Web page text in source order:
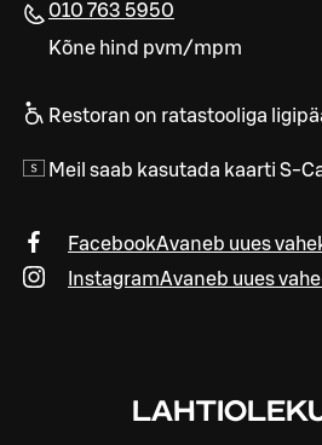
010 763 5950
Kõne hind pvm/mpm
Restoran on ratastooliga
Meil saab kasutada kaarti S-
FacebookAvaneb uues
InstagramAvaneb uues